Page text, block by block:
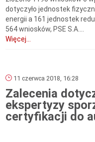
dotyczyło jednostek
energii a 161 jednostek
564 wniosków, PSE S.A....
Więcej...
11 czerwca 2018, 16:28
Zalecenia
ekspertyzy
certyfikacji do